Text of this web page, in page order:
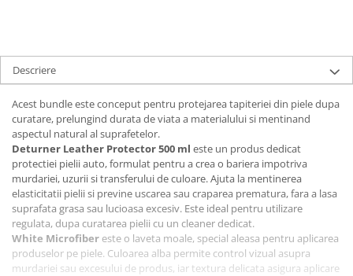
Descriere
Acest bundle este conceput pentru protejarea tapiteriei din piele dupa
curatare, prelungind durata de viata a materialului si mentinand
aspectul natural al suprafetelor.
Deturner Leather Protector 500 ml este un produs dedicat
protectiei pielii auto, formulat pentru a crea o bariera impotriva
murdariei, uzurii si transferului de culoare. Ajuta la mentinerea
elasticitatii pielii si previne uscarea sau craparea prematura, fara a lasa
suprafata grasa sau lucioasa excesiv. Este ideal pentru utilizare
regulata, dupa curatarea pielii cu un cleaner dedicat.
White Microfiber este o laveta moale, special aleasa pentru aplicarea
produselor pe piele. Culoarea alba permite control vizual asupra
murdariei sau excesului de produs, iar textura delicata asigura aplicare